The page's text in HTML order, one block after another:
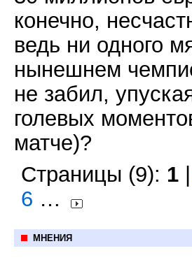
конечно,
ведь ни одного
нынешнем
не забил,
голевых
матче)?
Страницы (9): 1 |
6 …
МНЕНИЯ